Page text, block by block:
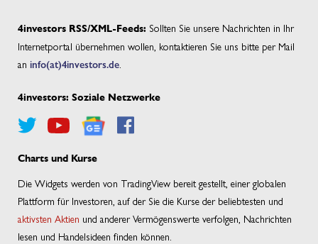
4investors RSS/XML-Feeds: Sollten Sie unsere Nachrichten in Ihr
Internetportal übernehmen wollen, kontaktieren Sie uns bitte per Mail
an info(at)4investors.de
4investors: Soziale Netzwerke
Charts und Kurse
Die Widgets werden von TradingView bereit gestellt, einer globalen
Plattform für Investoren, auf der Sie die Kurse der beliebtesten und
aktivsten Aktien und anderer Vermögenswerte verfolgen, Nachrichten
lesen und Handelsideen finden können.